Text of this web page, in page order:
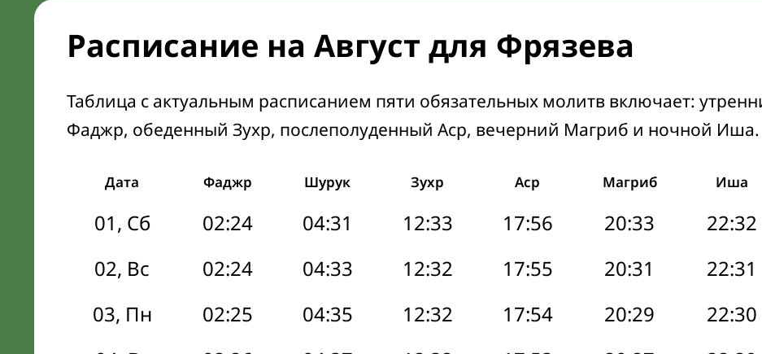
Расписание на Август для Фрязева
Таблица с актуальным расписанием пяти обязательных молитв включает:
Фаджр, обеденный Зухр, послеполуденный Аср, вечерний Магриб и ночной Иша.
Дата Фаджр Шурук Зухр Аср Магриб Иша
01, Сб 02:24 04:31 12:33 17:56 20:33
22:32
02, Вс
02:24 04:33 12:32 17:55 20:31
22:31
03, Пн
02:25 04:35 12:32 17:54 20:29
22:30